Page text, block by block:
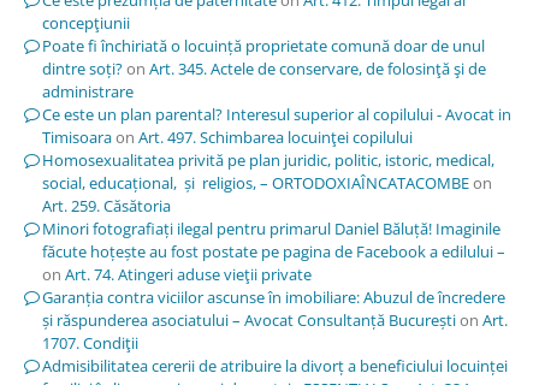
concepţiunii
Poate fi închiriată o locuință proprietate comună doar de unul
dintre soți?on Art. 345. Actele de conservare, de folosinţă şi de
administrare
Ce este un plan parental? Interesul superior al copilului - Avocat in
Timisoaraon Art. 497. Schimbarea locuinţei copilului
Homosexualitatea privită pe plan juridic, politic, istoric, medical,
social, educațional, și religios, – ORTODOXIAÎNCATACOMBEon
Art. 259. Căsătoria
Minori fotografiați ilegal pentru primarul Daniel Băluță! Imaginile
făcute hoțește au fost postate pe pagina de Facebook a edilului –
on Art. 74. Atingeri aduse vieţii private
Garanția contra viciilor ascunse în imobiliare: Abuzul de încredere
și răspunderea asociatului – Avocat Consultanță Bucureștion Art.
1707. Condiţii
Admisibilitatea cererii de atribuire la divorț a beneficiului locuinței